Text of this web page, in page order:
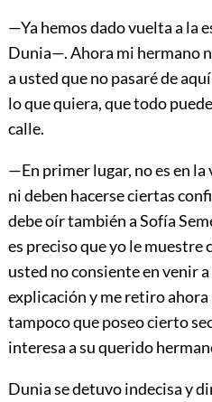
—Ya hemos dado vuelta a
Dunia—. Ahora mi hermano
a usted que no pasaré de
lo que quiera, que todo
calle.
—En primer lugar, no es en
ni deben hacerse ciertas
debe oír también a Sofía
es preciso que yo le muestre
usted no consiente en venir
explicación y me retiro
tampoco que poseo cierto
interesa a su querido
Dunia se detuvo indecisa y